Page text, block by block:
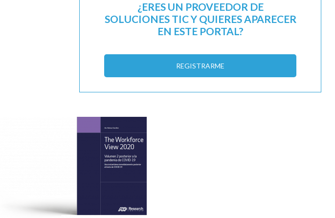
¿ERES UN PROVEEDOR DE
SOLUCIONES TIC Y QUIERES APARECER
EN ESTE PORTAL?
REGISTRARME